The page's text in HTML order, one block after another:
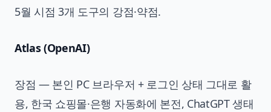
5월 시점 3개 도구의 강점·약점.
Atlas (OpenAI)
장점 — 본인 PC 브라우저 + 로그인 상태 그대로 활
용, 한국 쇼핑몰·은행 자동화에 본전, ChatGPT 생태